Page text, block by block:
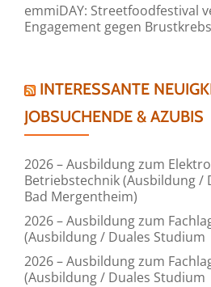
emmiDAY: Streetfoodfestival
Engagement gegen Brustkrebs
INTERESSANTE
JOBSUCHENDE & AZUBIS
2026 – Ausbildung zum
Betriebstechnik (Ausbildung /
Bad Mergentheim)
2026 – Ausbildung zum
(Ausbildung / Duales
2026 – Ausbildung zum
(Ausbildung / Duales